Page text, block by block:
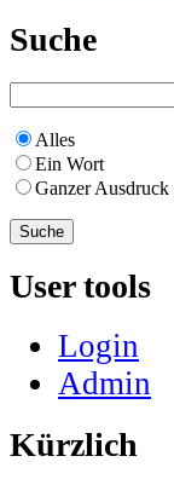
Suche
Alles
Ein Wort
Ganzer Ausdruck
User tools
Login
Admin
Kürzlich